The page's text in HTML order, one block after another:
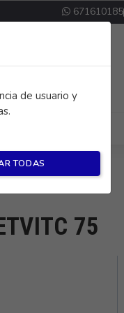
de usuario y
TODAS
671610185
75